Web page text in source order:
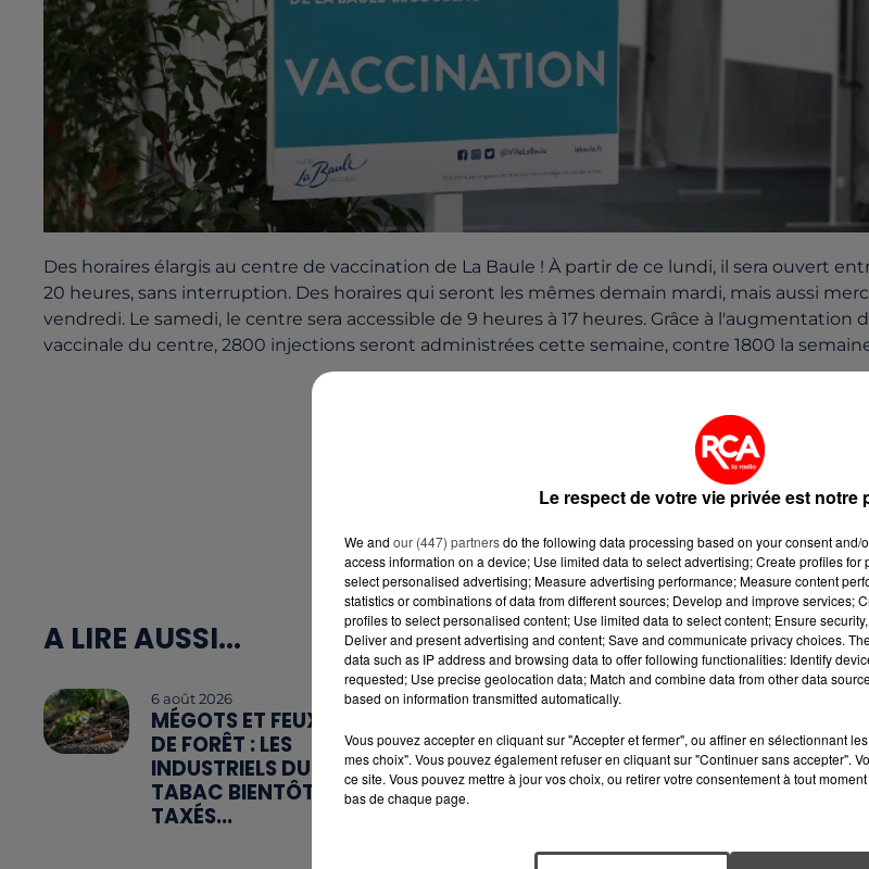
Des horaires élargis au centre de vaccination de La Baule ! À partir de ce lundi, il sera ouvert
20 heures, sans interruption. Des horaires qui seront les mêmes demain mardi, mais aussi
vendredi. Le samedi, le centre sera accessible de 9 heures à 17 heures. Grâce à l'augmentation
vaccinale du centre, 2800 injections seront administrées cette semaine, contre 1800 la
A LIRE AUSSI...
6 août 2026
MÉGOTS ET FEUX
DE FORÊT : LES
INDUSTRIELS DU
TABAC BIENTÔT
TAXÉS...
6 août 2026
POURQUOI LES
BOUTEILLES D'EAU
DISPARAISSENT
Le respect de votre vie privée est notre
We and our (447) partnersdo the following data processing based on your consent and/
access information on a device; Use limited data to select advertising; Create profiles
select personalised advertising; Measure advertising performance; Measure content
statistics or combinations of data from different sources; Develop and improve services;
profiles to select personalised content; Use limited data to select content; Ensure
Deliver and present advertising and content; Save and communicate privacy choices.
data such as IP address and browsing data to offer following functionalities: Identify
requested; Use precise geolocation data; Match and combine data from other data
based on information transmitted automatically.
Vous pouvez accepter en cliquant sur "Accepter et fermer", ou affiner en sélectionnant
mes choix". Vous pouvez également refuser en cliquant sur "Continuer sans accepter".
ce site. Vous pouvez mettre à jour vos choix, ou retirer votre consentement à tout
bas de chaque page.